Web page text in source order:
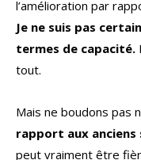
l’amélioration par
Je ne suis pas
termes de capacité.
tout.
Mais ne boudons pas
rapport aux anciens
peut vraiment être